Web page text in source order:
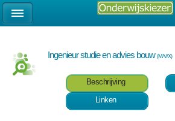
Ingenieur studie en advies bouw(M/V/X)
Beschrijving
Linken